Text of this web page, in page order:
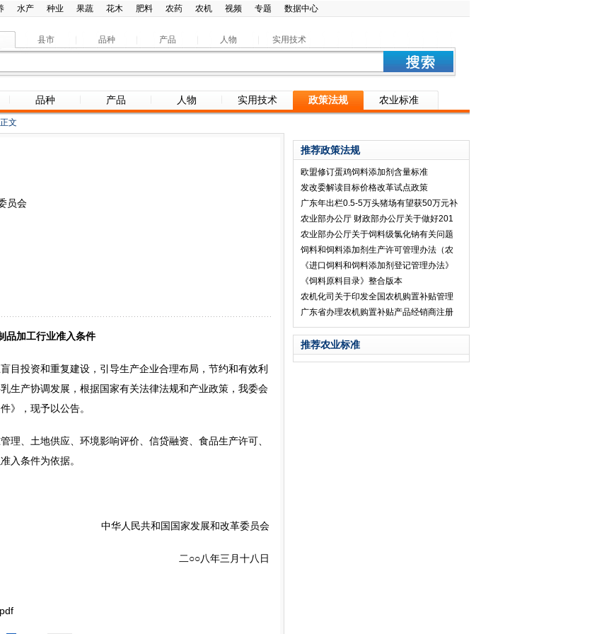
水产 种业 果蔬 花木 肥料 农药 农机 视频 专题 数据中心
县市 品种 产品 人物 实用技术
品种 产品 人物 实用技术 政策法规 农业标准
正文
员会
品加工行业准入条件
投资和重复建设，引导生产企业合理布局，节约和有效利
生产协调发展，根据国家有关法律法规和产业政策，我委会
》，现予以公告。
、土地供应、环境影响评价、信贷融资、食品生产许可、
入条件为依据。
中华人民共和国国家发展和改革委员会
二○○八年三月十八日
推荐政策法规
欧盟修订蛋鸡饲料添加剂含量标准
发改委解读目标价格改革试点政策
广东年出栏0.5-5万头猪场有望获50万元补
农业部办公厅 财政部办公厅关于做好201
农业部办公厅关于饲料级氯化钠有关问题
饲料和饲料添加剂生产许可管理办法（农
《进口饲料和饲料添加剂登记管理办法》
《饲料原料目录》整合版本
农机化司关于印发全国农机购置补贴管理
广东省办理农机购置补贴产品经销商注册
推荐农业标准